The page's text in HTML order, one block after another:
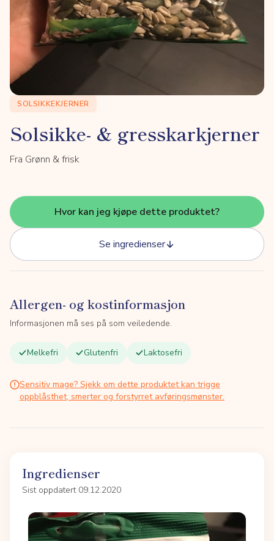
SOLSIKKEKJERNER
Solsikke- & gresskarkjerner
Fra Grønn & frisk
Hvor kan jeg kjøpe dette produktet?
Se ingredienser
Allergen- og kostinformasjon
Informasjonen må ses på som veiledende.
Melkefri Glutenfri Laktosefri
Sensitiv mage? Sjekk om dette produktet kan trigge
oppblåsthet, smerter og forstyrret avføringsmønster.
Ingredienser
Sist oppdatert 09.12.2020